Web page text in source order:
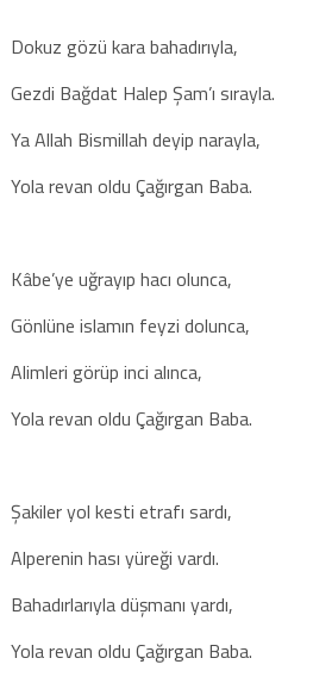
Dokuz gözü kara bahadırıyla,
Gezdi Bağdat Halep Şam’ı sırayla.
Ya Allah Bismillah deyip narayla,
Yola revan oldu Çağırgan Baba.
Kâbe’ye uğrayıp hacı olunca,
Gönlüne islamın feyzi dolunca,
Alimleri görüp inci alınca,
Yola revan oldu Çağırgan Baba.
Şakiler yol kesti etrafı sardı,
Alperenin hası yüreği vardı.
Bahadırlarıyla düşmanı yardı,
Yola revan oldu Çağırgan Baba.